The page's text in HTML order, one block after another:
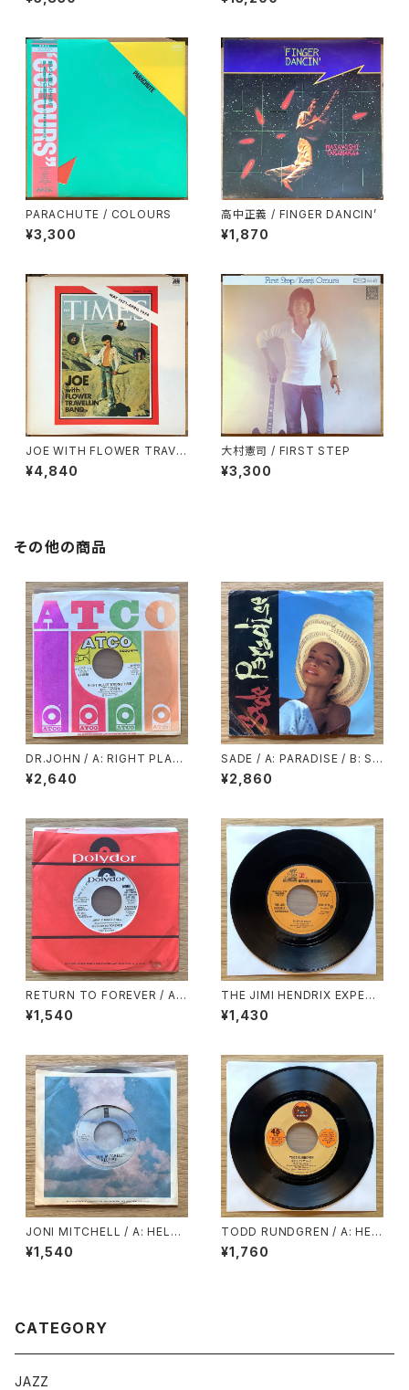
LUES CREATION
PARACHUTE / COLOURS
¥3,300
高中正義 / FINGER DANCIN’
¥1,870
JOE WITH FLOWER TRAVE
LLIN’ BND / THE TIME
¥4,840
大村憲司 / FIRST STEP
¥3,300
その他の商品
DR.JOHN / A: RIGHT PLAC
E WRONG TIME / B: I BEEN
HOODOOD
¥2,640
SADE / A: PARADISE / B: SU
PER BIEN TOTAL
¥2,860
RETURN TO FOREVER / A:
JUNGLE WATERFALL (STER
EO) / B: JUNGLE WATERFA
¥1,540
THE JIMI HENDRIX EXPERI
ENCE / A: PURPLE HAZE /
B: FOXEY LADY
¥1,430
JONI MITCHELL / A: HELP
ME / B: JUST LIKE THIS TR
AIN
¥1,540
TODD RUNDGREN / A: HEL
LO IT’S ME / B: COLD MOR
NING LIGHT
¥1,760
CATEGORY
JAZZ